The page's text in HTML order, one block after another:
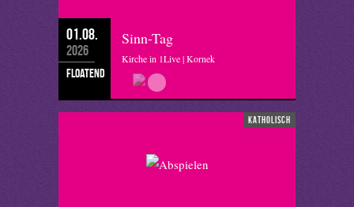
01.08.
2026
floatend
Sinn-Tag
Kirche in 1Live | Kornek
katholisch